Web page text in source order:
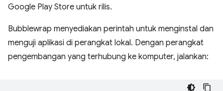
Google Play Store untuk rilis.
Bubblewrap menyediakan perintah untuk menginstal dan
menguji aplikasi di perangkat lokal. Dengan perangkat
pengembangan yang terhubung ke komputer, jalankan: